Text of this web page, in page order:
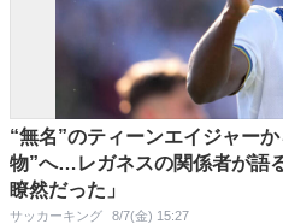
“無名”のティーンエイジャー
物”へ…レガネスの関係者が語
瞭然だった」
サッカーキング 8/7(金) 15:27